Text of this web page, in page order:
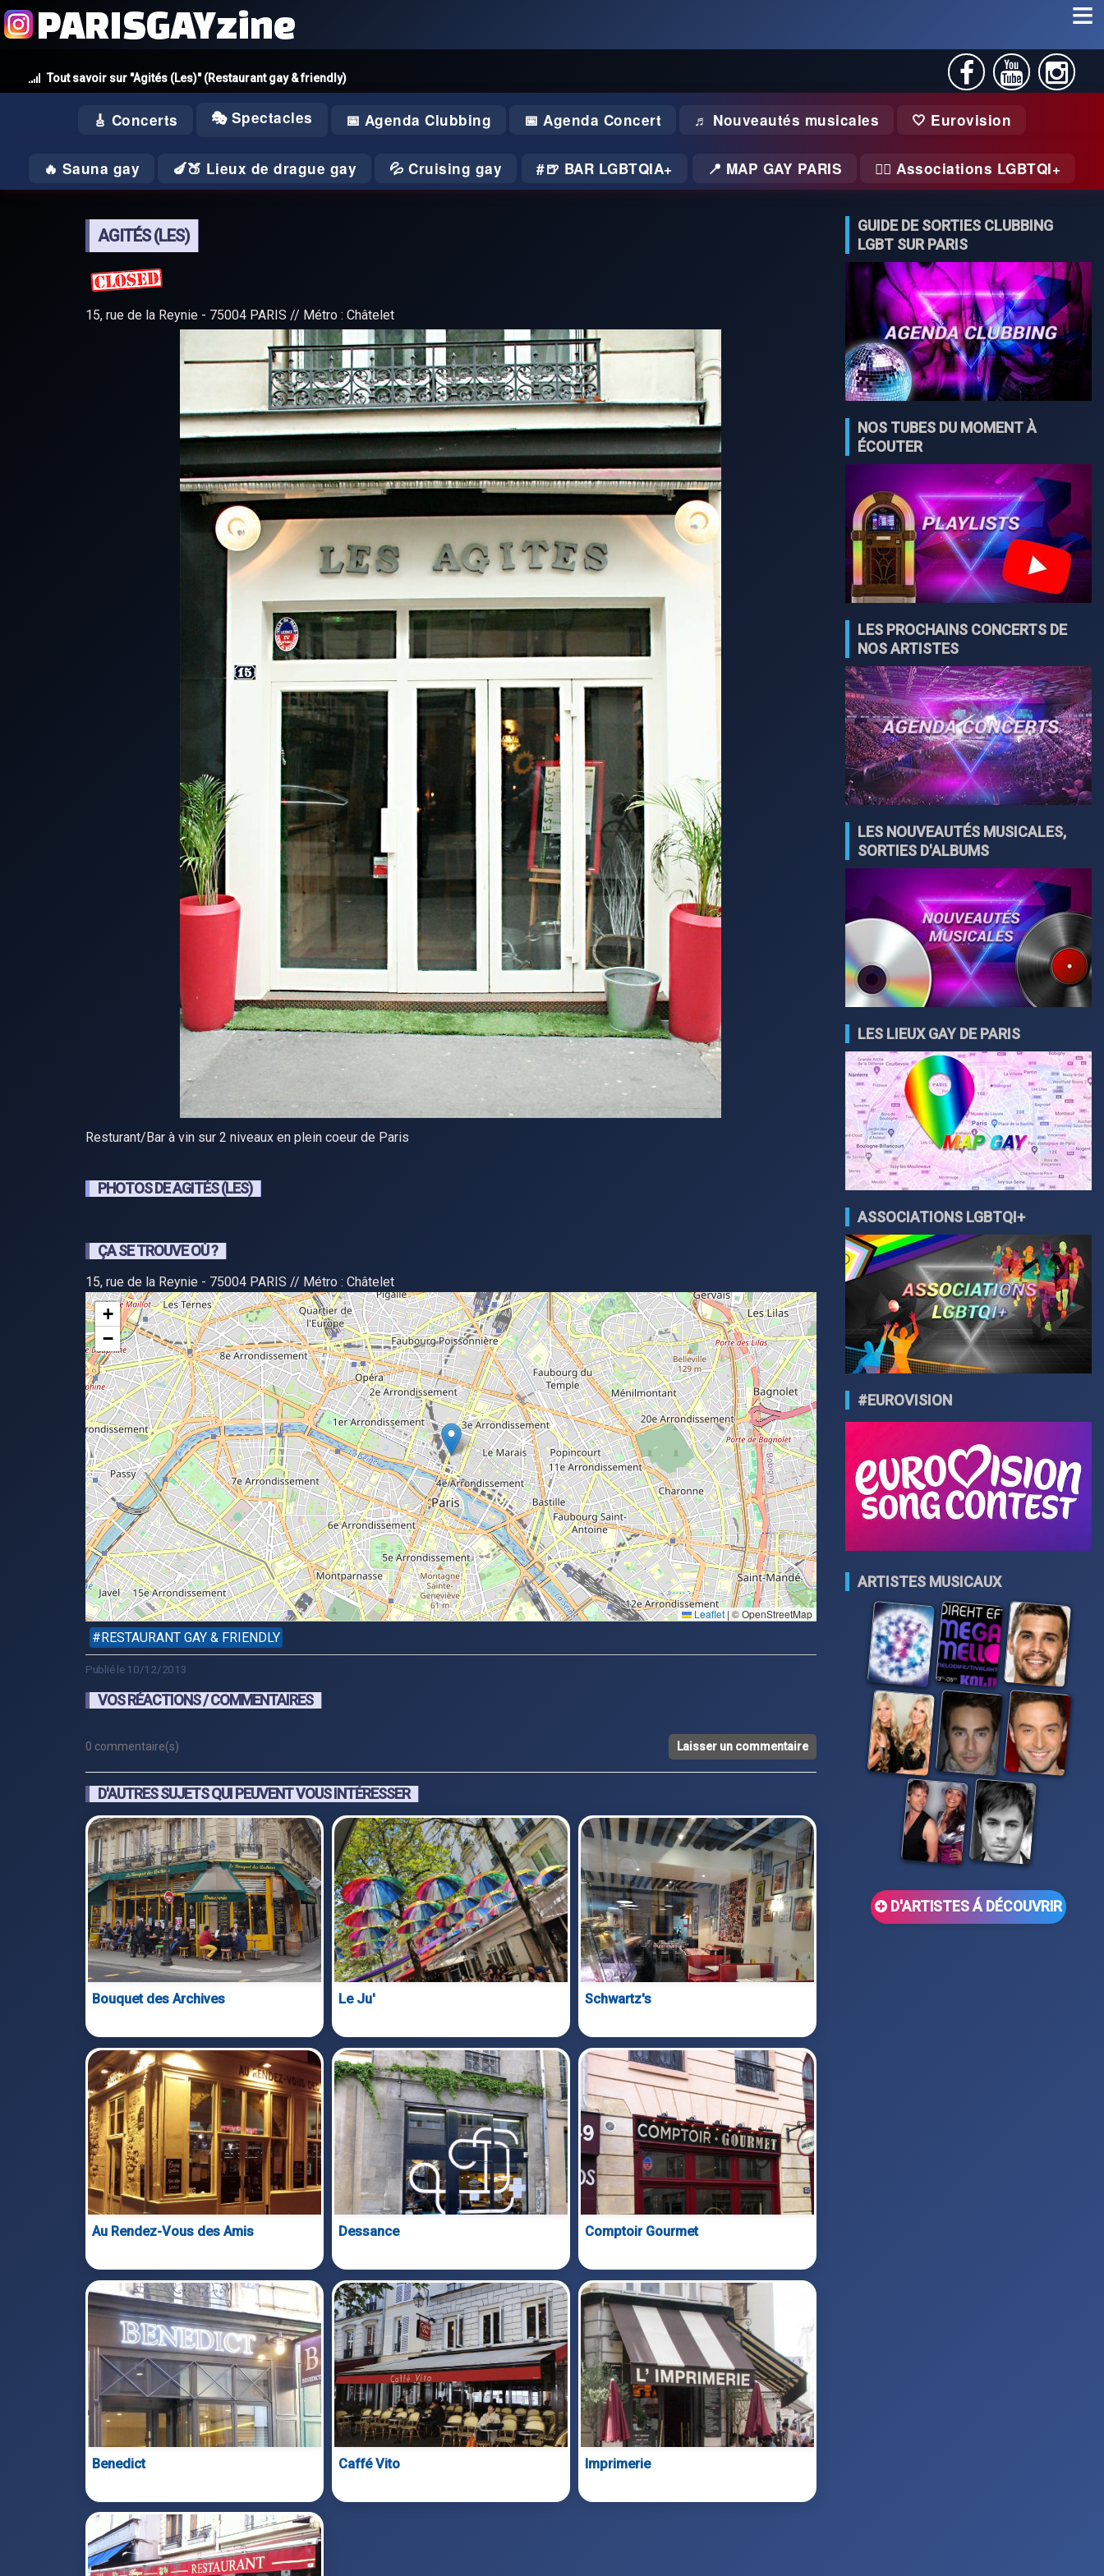
Tout savoir sur "Agités (Les)" (Restaurant gay & friendly)
PARISGAYzine
🎸 Concerts 🎭 Spectacles 📅 Agenda Clubbing 📅 Agenda Concert ♬ Nouveautés musicales 🤍 Eurovision
🔥 Sauna gay 🍆🍑 Lieux de drague gay 💦 Cruising gay 🍺 BAR LGBTQIA+ 📍 MAP GAY PARIS 🏃‍♂️ Associations LGBTQI+
AGITÉS (LES)
15, rue de la Reynie - 75004 PARIS // Métro : Châtelet
Resturant/Bar à vin sur 2 niveaux en plein coeur de Paris
PHOTOS DE AGITÉS (LES)
ÇA SE TROUVE OÙ ?
15, rue de la Reynie - 75004 PARIS // Métro : Châtelet
+
−
Leaflet |© OpenStreetMap
RESTAURANT GAY & FRIENDLY
Publié le 10/12/2013
VOS RÉACTIONS / COMMENTAIRES
0 commentaire(s) Laisser un commentaire
D'AUTRES SUJETS QUI PEUVENT VOUS INTÉRESSER
Bouquet des Archives Le Ju' Schwartz's
Au Rendez-Vous des Amis Dessance Comptoir Gourmet
Benedict Caffé Vito Imprimerie
GUIDE DE SORTIES CLUBBING
LGBT SUR PARIS
NOS TUBES DU MOMENT À
ÉCOUTER
LES PROCHAINS CONCERTS DE
NOS ARTISTES
LES NOUVEAUTÉS MUSICALES,
SORTIES D'ALBUMS
LES LIEUX GAY DE PARIS
ASSOCIATIONS LGBTQI+
#EUROVISION
ARTISTES MUSICAUX
D'ARTISTES Á DÉCOUVRIR